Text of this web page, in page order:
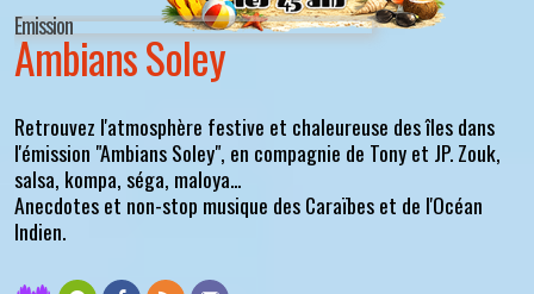
Emission
Ambians Soley
Retrouvez l'atmosphère festive et chaleureuse des îles dans
l'émission "Ambians Soley", en compagnie de Tony et JP. Zouk,
salsa, kompa, séga, maloya...
Anecdotes et non-stop musique des Caraïbes et de l'Océan
Indien.